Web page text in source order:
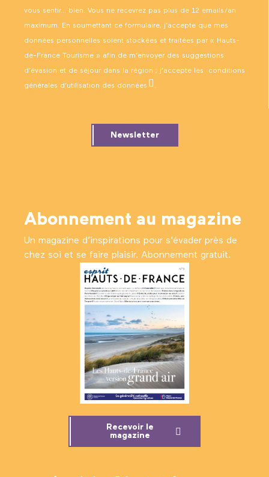
vous sentir… bien. Vous ne recevrez pas plus de 12 emails/an
maximum. En soumettant ce formulaire, j’accepte que mes
données personnelles soient stockées et traitées par « Hauts-
de-France Tourisme » afin de m’envoyer des suggestions
d’évasion et de séjour dans la région ; j’accepte les conditions
générales d’utilisation des données .
Newsletter
Abonnement au magazine
Un magazine d’inspirations pour s'évader près de
chez soi et se faire plaisir. Abonnement gratuit.
Recevoir le
magazine